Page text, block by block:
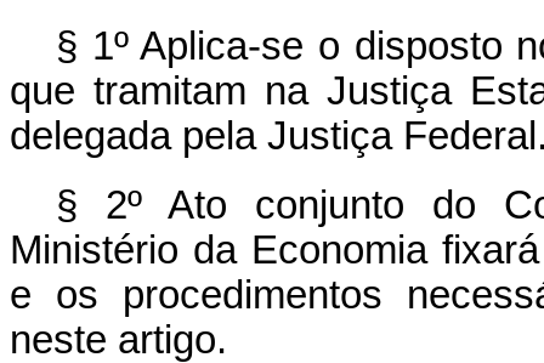
§ 1º Aplica-se o disposto
que tramitam na Justiça
delegada pela Justiça
§ 2º Ato conjunto do
Ministério da Economia
e os procedimentos
neste artigo.